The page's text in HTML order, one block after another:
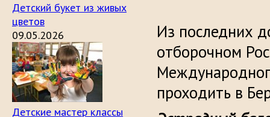
Детский букет из живых
цветов
09.05.2026
Детские мастер классы
Из последних
отборочном
проходить в